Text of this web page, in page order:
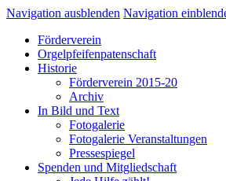
Navigation ausblenden Navigation
Förderverein
Orgelpfeifenpatenschaft
Historie
Förderverein 2015-20
Archiv
In Bild und Text
Fotogalerie
Fotogalerie Veranstaltungen
Pressespiegel
Spenden und Mitgliedschaft